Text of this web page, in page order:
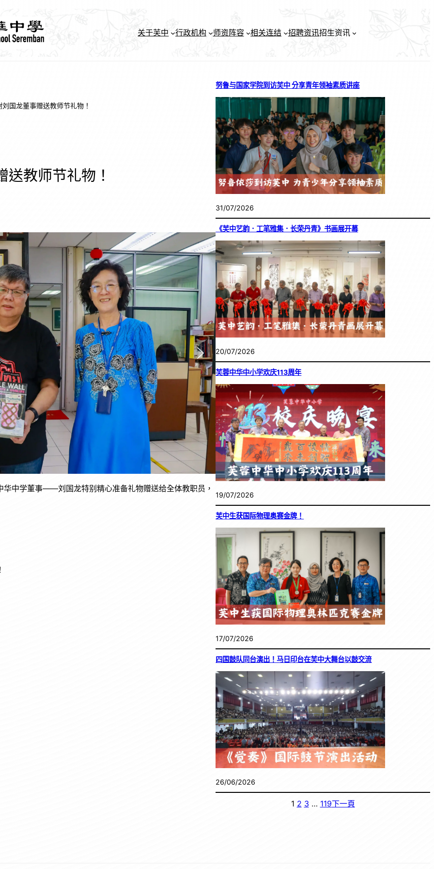
关于芙中 行政机构 师资阵容 相关连结 招聘资讯招生资讯
刘国龙董事赠送教师节礼物！
送教师节礼物！
中学董事——刘国龙特别精心准备礼物赠送给全体教职员，
努鲁与国家学院到访芙中 分享青年领袖素质讲座
31/07/2026
《芙中艺韵．工笔雅集．长荣丹青》书画展开幕
20/07/2026
芙蓉中华中小学欢庆113周年
19/07/2026
芙中生获国际物理奥赛金牌！
17/07/2026
四国鼓队同台演出！马日印台在芙中大舞台以鼓交流
26/06/2026
1 2 3 … 119下一頁